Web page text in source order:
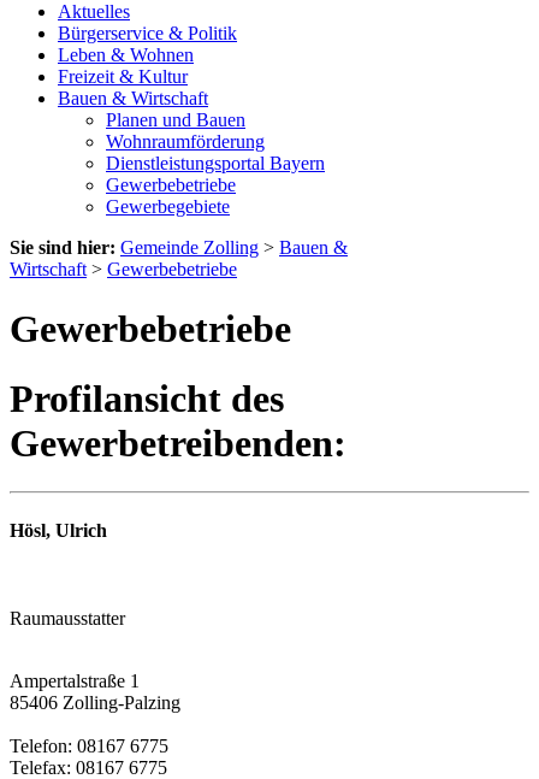
Aktuelles
Bürgerservice & Politik
Leben & Wohnen
Freizeit & Kultur
Bauen & Wirtschaft
Planen und Bauen
Wohnraumförderung
Dienstleistungsportal Bayern
Gewerbebetriebe
Gewerbegebiete
Sie sind hier: Gemeinde Zolling > Bauen &
Wirtschaft > Gewerbebetriebe
Gewerbebetriebe
Profilansicht des
Gewerbetreibenden:
Hösl, Ulrich
Raumausstatter
Ampertalstraße 1
85406 Zolling-Palzing
Telefon: 08167 6775
Telefax: 08167 6775